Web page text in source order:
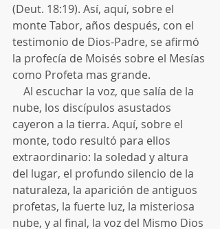
(Deut. 18:19). Así, aquí, sobre el
monte Tabor, años después, con el
testimonio de Dios-Padre, se afirmó
la profecía de Moisés sobre el Mesías
como Profeta mas grande.
nube, los discípulos asustados
cayeron a la tierra. Aquí, sobre el
monte, todo resultó para ellos
extraordinario: la soledad y altura
del lugar, el profundo silencio de la
naturaleza, la aparición de antiguos
profetas, la fuerte luz, la misteriosa
nube, y al final, la voz del Mismo Dios